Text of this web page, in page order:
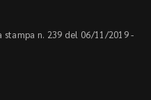
n. 239 del 06/11/2019 -